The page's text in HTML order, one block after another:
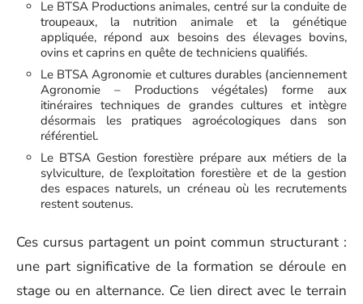
Le BTSA Productions animales, centré sur la conduite de
troupeaux, la nutrition animale et la génétique
appliquée, répond aux besoins des élevages bovins,
ovins et caprins en quête de techniciens qualifiés.
Le BTSA Agronomie et cultures durables (anciennement
Agronomie – Productions végétales) forme aux
itinéraires techniques de grandes cultures et intègre
désormais les pratiques agroécologiques dans son
référentiel.
Le BTSA Gestion forestière prépare aux métiers de la
sylviculture, de l’exploitation forestière et de la gestion
des espaces naturels, un créneau où les recrutements
restent soutenus.
Ces cursus partagent un point commun structurant :
une part significative de la formation se déroule en
stage ou en alternance. Ce lien direct avec le terrain